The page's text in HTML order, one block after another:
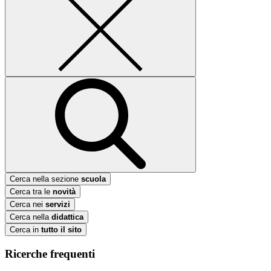
Cerca nella sezione scuola
Cerca tra le novità
Cerca nei servizi
Cerca nella didattica
Cerca in tutto il sito
Ricerche frequenti